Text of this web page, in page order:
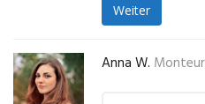
Weiter
Anna W.